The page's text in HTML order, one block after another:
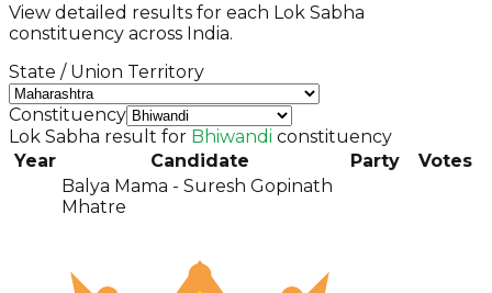
View detailed results for each Lok Sabha
constituency across India.
State / Union Territory
Constituency
Lok Sabha result for Bhiwandi constituency
Year
Candidate Party Votes
Balya Mama - Suresh Gopinath
Mhatre